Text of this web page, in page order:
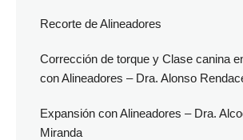
Recorte de Alineadores
Corrección de torque y Clase canina
con Alineadores – Dra. Alonso
Expansión con Alineadores – Dra.
Miranda